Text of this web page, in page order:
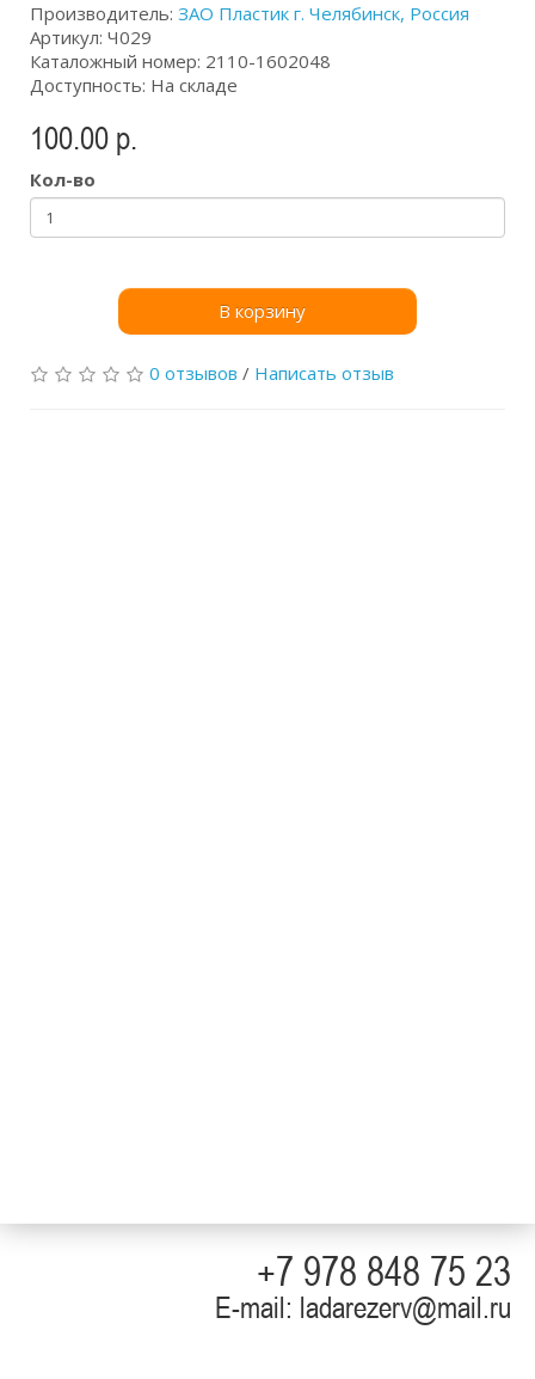
Производитель: ЗАО Пластик г. Челябинск, Россия
Артикул: Ч029
Каталожный номер: 2110-1602048
Доступность: На складе
100.00 р.
Кол-во
В корзину
0 отзывов / Написать отзыв
+7 978 848 75 23
E-mail: ladarezerv@mail.ru